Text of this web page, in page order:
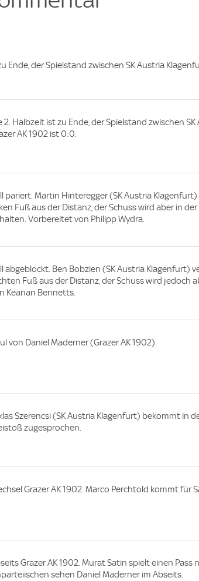
Ende, der Spielstand zwischen SK Austria
2. Halbzeit ist zu Ende, der Spielstand zwischen
AK 1902 ist 0:0.
pariert. Martin Hinteregger (SK Austria
Fuß aus der Distanz, der Schuss wird aber in
Vorbereitet von Philipp Wydra.
abgeblockt. Ben Bobzien (SK Austria Klagenfurt)
Fuß aus der Distanz, der Schuss wird jedoch
Keanan Bennetts.
von Daniel Maderner (Grazer AK 1902).
Szerencsi (SK Austria Klagenfurt) bekommt in
zugesprochen.
Grazer AK 1902. Marco Perchtold kommt für
Grazer AK 1902. Murat Satin spielt einen Pass
sehen Daniel Maderner im Abseits.